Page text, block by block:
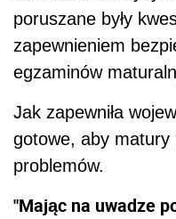
poruszane były
zapewnieniem
egzaminów
Jak zapewniła
gotowe, aby matury
problemów.
"Mając na uwadze